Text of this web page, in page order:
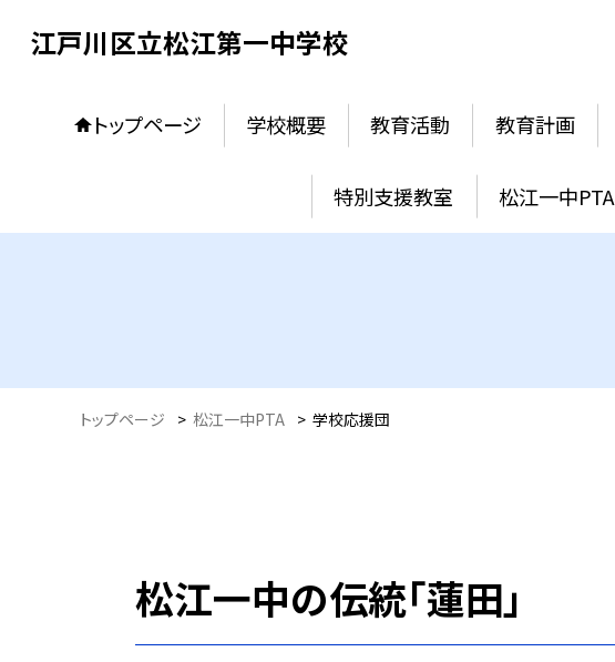
江戸川区立松江第一中学校
トップページ 学校概要 教育活動 教育計画
特別支援教室 松江一中PTA
トップページ > 松江一中PTA > 学校応援団
松江一中の伝統「蓮田」